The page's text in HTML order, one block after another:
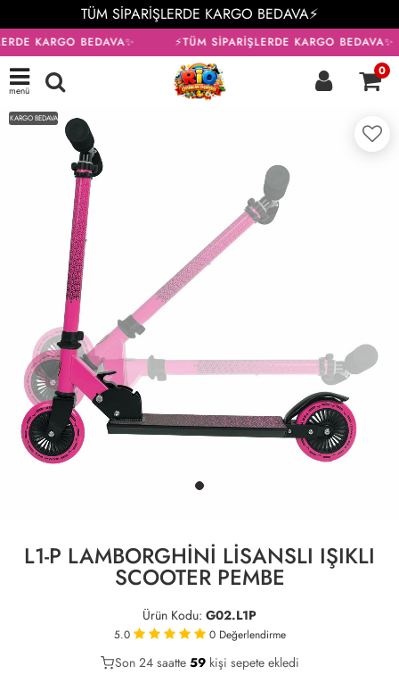
TÜM SİPARİŞLERDE KARGO BEDAVA⚡
KARGO BEDAVA✨ ⚡TÜM SİPARİŞLERDE KARGO BEDAVA✨
menü
0
KARGO BEDAVA
L1-P LAMBORGHİNİ LİSANSLI IŞIKLI
SCOOTER PEMBE
Ürün Kodu: G02.L1P
5.0 0 Değerlendirme
29
Son 24 saatte 59kişi sepete ekledi
24